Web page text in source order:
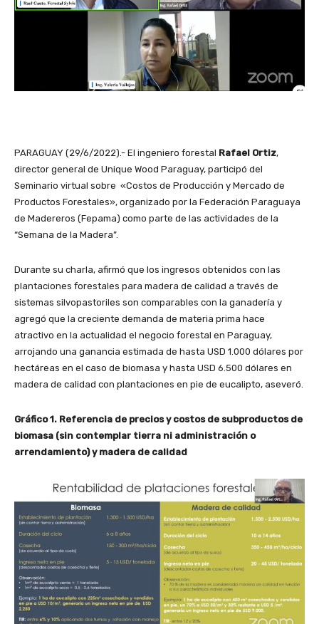
PARAGUAY (29/6/2022).- El ingeniero forestal Rafael Ortiz,
director general de Unique Wood Paraguay, participó del
Seminario virtual sobre «Costos de Producción y Mercado de
Productos Forestales», organizado por la Federación Paraguaya
de Madereros (Fepama) como parte de las actividades de la
“Semana de la Madera”.
Durante su charla, afirmó que los ingresos obtenidos con las
plantaciones forestales para madera de calidad a través de
sistemas silvopastoriles son comparables con la ganadería y
agregó que la creciente demanda de materia prima hace
atractivo en la actualidad el negocio forestal en Paraguay,
arrojando una ganancia estimada de hasta USD 1.000 dólares por
hectáreas en el caso de biomasa y hasta USD 6.500 dólares en
madera de calidad con plantaciones en pie de eucalipto, aseveró.
Gráfico 1. Referencia de precios y costos de subproductos de
biomasa (sin contemplar tierra ni administración o
arrendamiento) y madera de calidad